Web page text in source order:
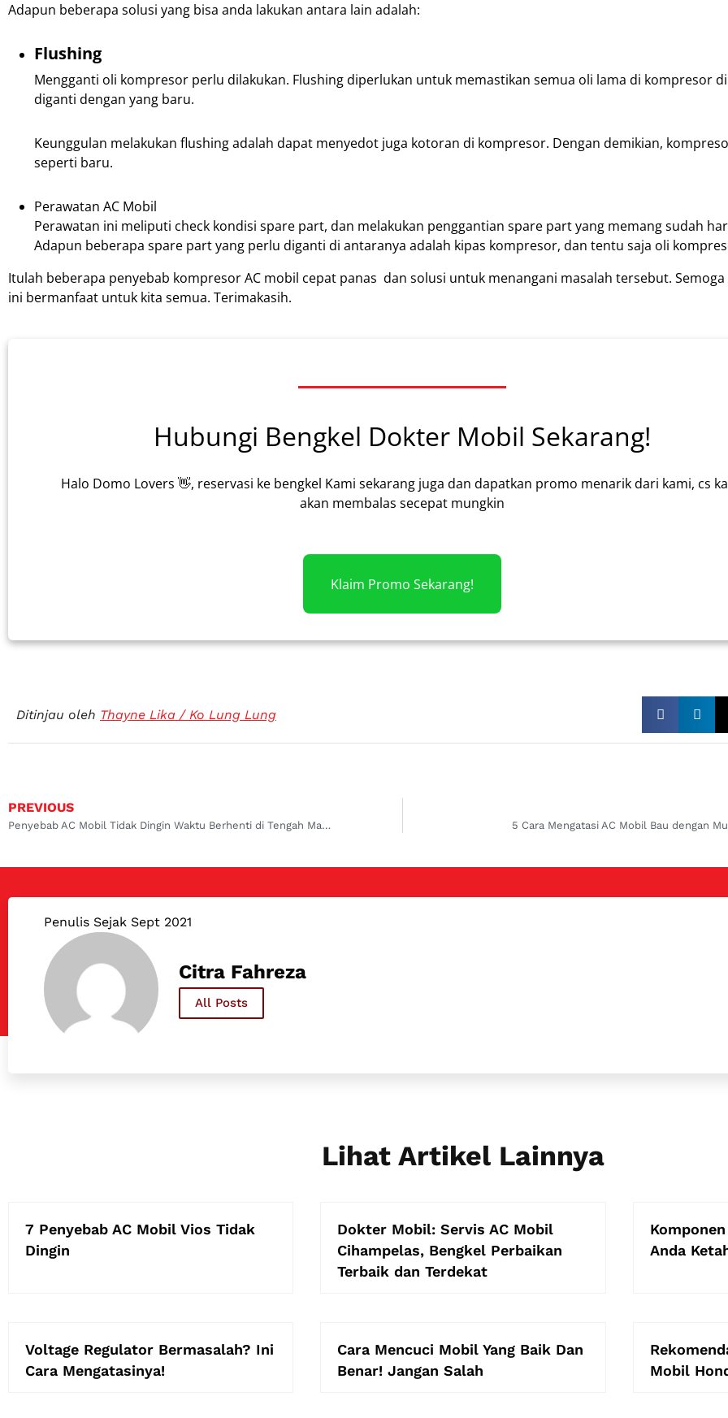
Adapun beberapa solusi yang bisa anda lakukan antara lain adalah:
Flushing
Mengganti oli kompresor perlu dilakukan. Flushing diperlukan untuk memastikan semua oli lama di kompresor
diganti dengan yang baru.
Keunggulan melakukan flushing adalah dapat menyedot juga kotoran di kompresor. Dengan demikian,
seperti baru.
Perawatan AC Mobil
Perawatan ini meliputi check kondisi spare part, dan melakukan penggantian spare part yang memang sudah
Adapun beberapa spare part yang perlu diganti di antaranya adalah kipas kompresor, dan tentu saja oli
Itulah beberapa penyebab kompresor AC mobil cepat panas dan solusi untuk menangani masalah tersebut.
ini bermanfaat untuk kita semua. Terimakasih.
Hubungi Bengkel Dokter Mobil Sekarang!
Halo Domo Lovers 👋, reservasi ke bengkel Kami sekarang juga dan dapatkan promo menarik dari kami, cs
akan membalas secepat mungkin
Klaim Promo Sekarang!
Ditinjau oleh Thayne Lika / Ko Lung Lung
PREVIOUS
Penyebab AC Mobil Tidak Dingin Waktu Berhenti di Tengah Macet
Penulis Sejak Sept 2021
Citra Fahreza
All Posts
Lihat Artikel Lainnya
7 Penyebab AC Mobil Vios Tidak
Dingin
Dokter Mobil: Servis AC Mobil
Cihampelas, Bengkel Perbaikan
Terbaik dan Terdekat
Anda
Voltage Regulator Bermasalah? Ini
Cara Mengatasinya!
Cara Mencuci Mobil Yang Baik Dan
Benar! Jangan Salah
Mobil